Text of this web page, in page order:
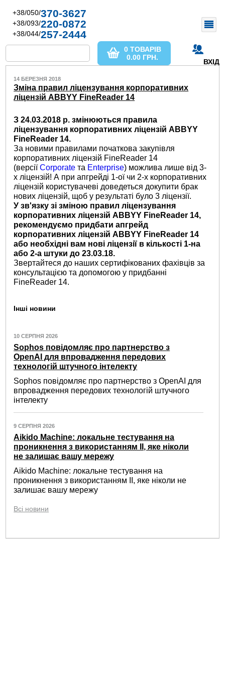
+38/050/370-3627
+38/093/220-0872
+38/044/257-2444
ВХІД
0 ТОВАРІВ
0.00 ГРН.
14 БЕРЕЗНЯ 2018
Зміна правил ліцензування корпоративних
ліцензій ABBYY FineReader 14
З 24.03.2018 р. змінюються правила
ліцензування корпоративних ліцензій ABBYY
FineReader 14.
За новими правилами початкова закупівля
корпоративних ліцензій FineReader 14
(версіїCorporate та Enterprise) можлива лише від 3-
х ліцензій! А при апгрейді 1-ої чи 2-х корпоративних
ліцензій користувачеві доведеться докупити брак
нових ліцензій, щоб у результаті було 3 ліцензії.
У зв'язку зі зміною правил ліцензування
корпоративних ліцензій ABBYY FineReader 14,
рекомендуємо придбати апгрейд
корпоративних ліцензій ABBYY FineReader 14
або необхідні вам нові ліцензії в кількості 1-на
або 2-а штуки до 23.03.18.
Звертайтеся до наших сертифікованих фахівців за
консультацією та допомогою у придбанні
FineReader 14.
Інші новини
10 СЕРПНЯ 2026
Sophos повідомляє про партнерство з
OpenAI для впровадження передових
технологій штучного інтелекту
Sophos повідомляє про партнерство з OpenAI для
впровадження передових технологій штучного
інтелекту
9 СЕРПНЯ 2026
Aikido Machine: локальне тестування на
проникнення з використанням ІІ, яке ніколи
не залишає вашу мережу
Aikido Machine: локальне тестування на
проникнення з використанням ІІ, яке ніколи не
залишає вашу мережу
Всі новини